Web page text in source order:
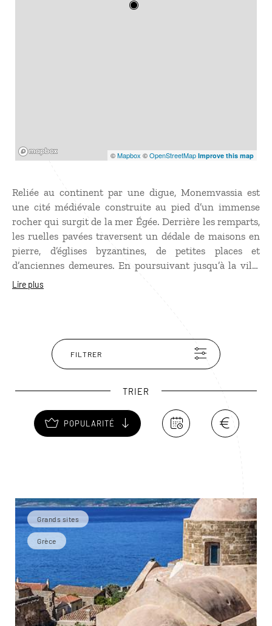
©Mapbox ©OpenStreetMap Improve this map
Reliée au continent par une digue, Monemvassia est
une cité médiévale construite au pied d’un immense
rocher qui surgit de la mer Égée. Derrière les remparts,
les ruelles pavées traversent un dédale de maisons en
pierre, d’églises byzantines, de petites places et
d’anciennes demeures. En poursuivant jusqu’à la ville
haute, vous découvrirez les vestiges de la forteresse
Lire plus
FILTRER
TRIER
POPULARITÉ
Grands sites
Grèce